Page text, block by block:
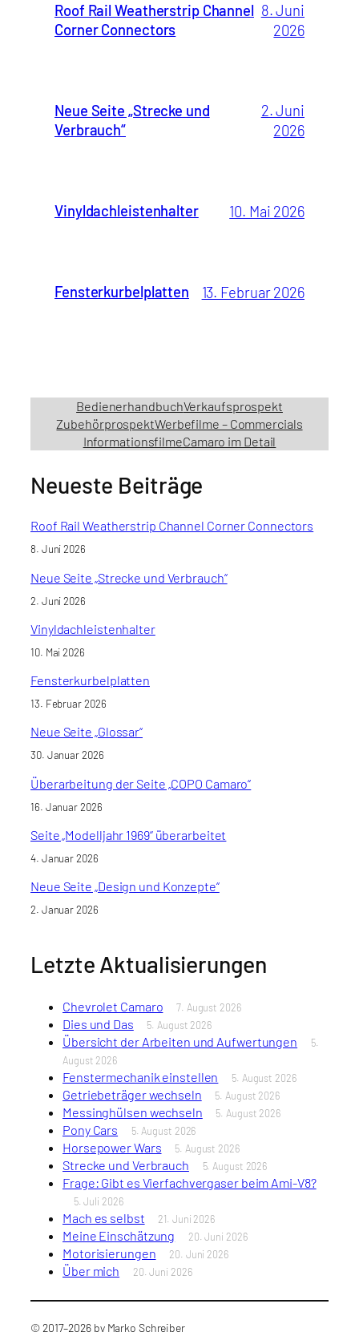
Roof Rail Weatherstrip Channel
Corner Connectors
8. Juni
2026
Neue Seite „Strecke und
Verbrauch“
2. Juni
2026
Vinyldachleistenhalter 10. Mai 2026
Fensterkurbelplatten 13. Februar 2026
BedienerhandbuchVerkaufsprospekt
ZubehörprospektWerbefilme – Commercials
InformationsfilmeCamaro im Detail
Neueste Beiträge
Roof Rail Weatherstrip Channel Corner Connectors
8. Juni 2026
Neue Seite „Strecke und Verbrauch“
2. Juni 2026
Vinyldachleistenhalter
10. Mai 2026
Fensterkurbelplatten
13. Februar 2026
Neue Seite „Glossar“
30. Januar 2026
Überarbeitung der Seite „COPO Camaro“
16. Januar 2026
Seite „Modelljahr 1969“ überarbeitet
4. Januar 2026
Neue Seite „Design und Konzepte“
2. Januar 2026
Letzte Aktualisierungen
Chevrolet Camaro 7. August 2026
Dies und Das 5. August 2026
Übersicht der Arbeiten und Aufwertungen
5.
August 2026
Fenstermechanik einstellen 5. August 2026
Getriebeträger wechseln 5. August 2026
Messinghülsen wechseln 5. August 2026
Pony Cars 5. August 2026
Horsepower Wars 5. August 2026
Strecke und Verbrauch 5. August 2026
Frage: Gibt es Vierfachvergaser beim Ami-V8?
5. Juli 2026
Mach es selbst 21. Juni 2026
Meine Einschätzung 20. Juni 2026
Motorisierungen 20. Juni 2026
Über mich 20. Juni 2026
© 2017–2026 by Marko Schreiber